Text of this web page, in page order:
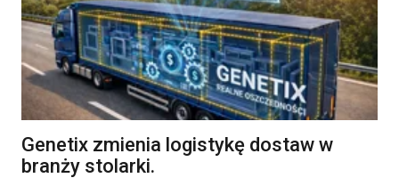
Genetix zmienia logistykę dostaw w
branży stolarki.